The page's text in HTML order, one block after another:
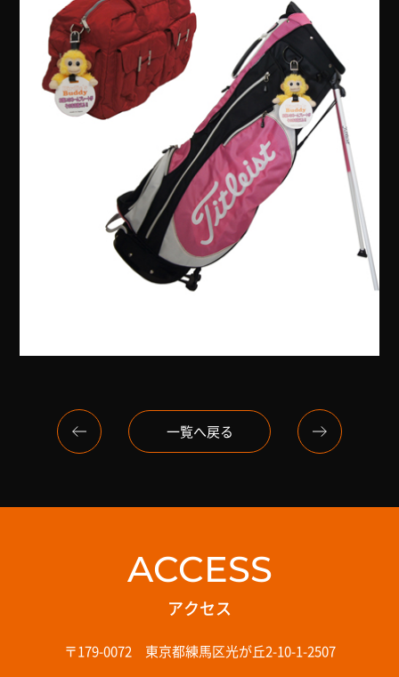
一覧へ戻る
ACCESS
アクセス
〒179-0072 東京都練馬区光が丘2-10-1-2507